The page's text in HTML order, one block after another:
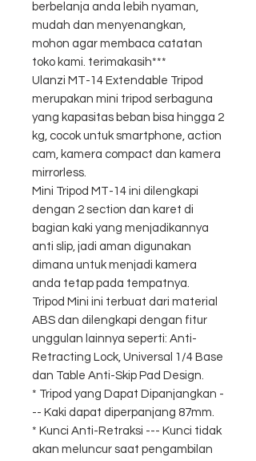
berbelanja anda lebih nyaman,
mudah dan menyenangkan,
mohon agar membaca catatan
toko kami. terimakasih***
Ulanzi MT-14 Extendable Tripod
merupakan mini tripod serbaguna
yang kapasitas beban bisa hingga 2
kg, cocok untuk smartphone, action
cam, kamera compact dan kamera
mirrorless.
Mini Tripod MT-14 ini dilengkapi
dengan 2 section dan karet di
bagian kaki yang menjadikannya
anti slip, jadi aman digunakan
dimana untuk menjadi kamera
anda tetap pada tempatnya.
Tripod Mini ini terbuat dari material
ABS dan dilengkapi dengan fitur
unggulan lainnya seperti: Anti-
Retracting Lock, Universal 1/4 Base
dan Table Anti-Skip Pad Design.
* Tripod yang Dapat Dipanjangkan -
-- Kaki dapat diperpanjang 87mm.
* Kunci Anti-Retraksi --- Kunci tidak
akan meluncur saat pengambilan